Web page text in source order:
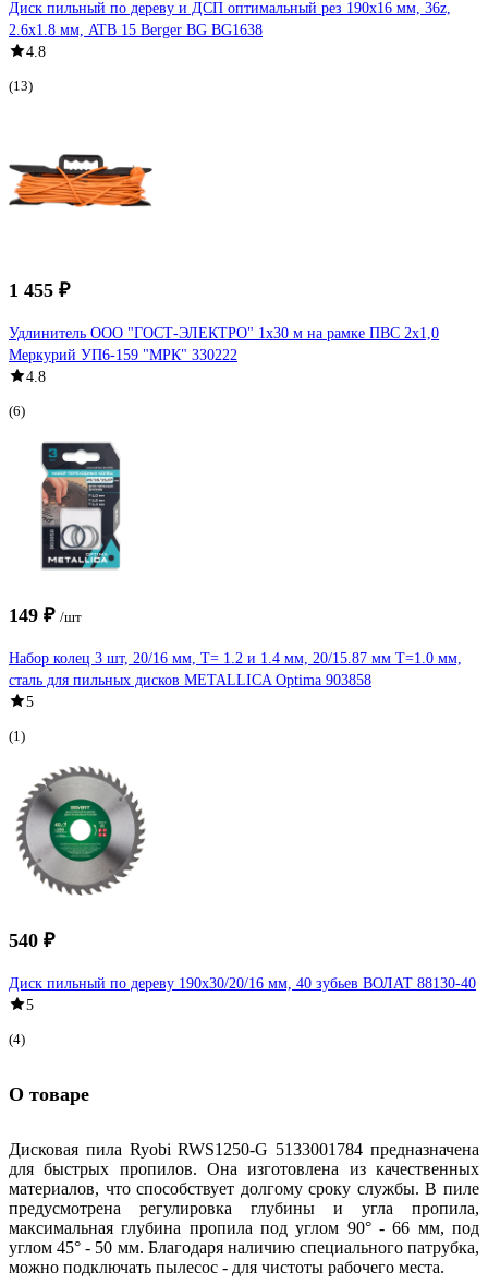
Диск пильный по дереву и ДСП оптимальный рез 190x16 мм, 36z,
2.6x1.8 мм, ATB 15 Berger BG BG1638
4.8
(13)
1 455 ₽
Удлинитель ООО "ГОСТ-ЭЛЕКТРО" 1x30 м на рамке ПВС 2x1,0
Меркурий УП6-159 "МРК" 330222
4.8
(6)
149 ₽ /шт
Набор колец 3 шт, 20/16 мм, Т= 1.2 и 1.4 мм, 20/15.87 мм Т=1.0 мм,
сталь для пильных дисков METALLICA Optima 903858
5
(1)
540 ₽
Диск пильный по дереву 190х30/20/16 мм, 40 зубьев ВОЛАТ 88130-40
5
(4)
О товаре
Дисковая пила Ryobi RWS1250-G 5133001784 предназначена
для быстрых пропилов. Она изготовлена из качественных
материалов, что способствует долгому сроку службы. В пиле
предусмотрена регулировка глубины и угла пропила,
максимальная глубина пропила под углом 90° - 66 мм, под
углом 45° - 50 мм. Благодаря наличию специального патрубка,
можно подключать пылесос - для чистоты рабочего места.